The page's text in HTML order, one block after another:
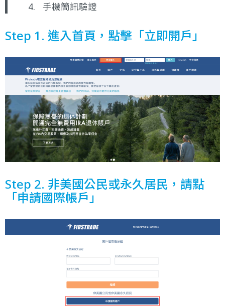
手機簡訊驗證
Step 1. 進入首頁，點擊「立即開戶」
Step 2. 非美國公民或永久居民，請點
「申請國際帳戶」